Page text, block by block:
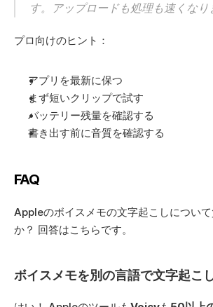
す。アップロードも処理も速くなり
プロ向けのヒント：
アプリを最新に保つ
まず短いクリップで試す
バッテリー残量を確認する
書き出す前に音質を確認する
FAQ
Appleのボイスメモの文字起こしについ
か？ 回答はこちらです。
ボイスメモを別の言語で文字起こ